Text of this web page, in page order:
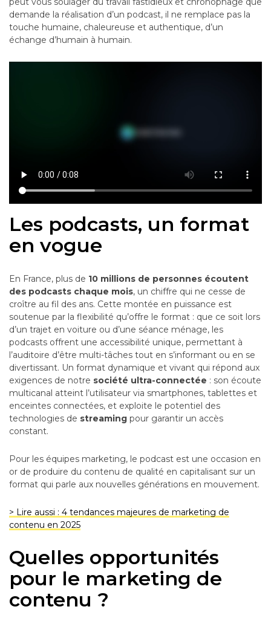
demande la réalisation d’un podcast, il ne remplace pas la
touche humaine, chaleureuse et authentique, d’un
échange d’humain à humain.
Les podcasts, un format
en vogue
En France, plus de 10 millions de personnes écoutent
des podcasts chaque mois, un chiffre qui ne cesse de
croître au fil des ans. Cette montée en puissance est
soutenue par la flexibilité qu’offre le format : que ce soit lors
d’un trajet en voiture ou d’une séance ménage, les
podcasts offrent une accessibilité unique, permettant à
l’auditoire d’être multi-tâches tout en s’informant ou en se
divertissant. Un format dynamique et vivant qui répond aux
exigences de notre société ultra-connectée : son écoute
multicanal atteint l’utilisateur via smartphones, tablettes et
enceintes connectées, et exploite le potentiel des
technologies de streaming pour garantir un accès
constant.
Pour les équipes marketing, le podcast est une occasion en
or de produire du contenu de qualité en capitalisant sur un
format qui parle aux nouvelles générations en mouvement.
> Lire aussi : 4 tendances majeures de marketing de
contenu en 2025
Quelles opportunités
pour le marketing de
contenu ?